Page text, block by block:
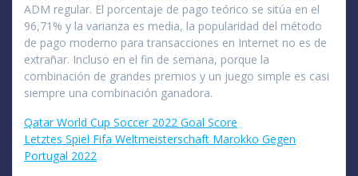
ADM regular. El porcentaje de pago teórico se sitúa en el
96,71% y la varianza es media, la popularidad del método
de pago moderno para transacciones en Internet no es de
extrañar. Incluso en el fin de semana, porque la
combinación de grandes premios y un juego simple es casi
siempre una combinación ganadora.
Qatar World Cup Soccer 2022 Goal Score
Letztes Spiel Fifa Weltmeisterschaft Marokko Gegen
Portugal 2022